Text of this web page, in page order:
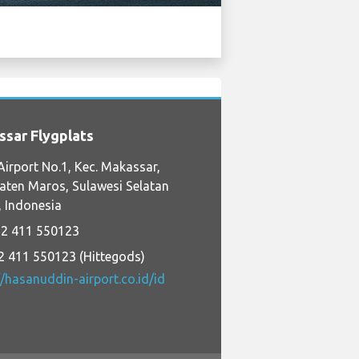
Flygplats
No.1, Kec. Makassar,
Maros, Sulawesi Selatan
Indonesia
411 550123
411 550123 (Hittegods)
hasanuddin-airport.co.id/id